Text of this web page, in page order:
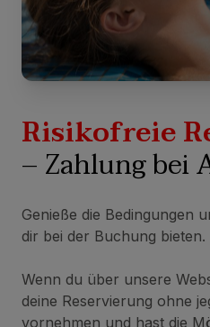
Risikofreie
– Zahlung bei
Genieße die Bedingungen
dir bei der Buchung bieten.
Wenn du über unsere
deine Reservierung ohne
vornehmen und hast die